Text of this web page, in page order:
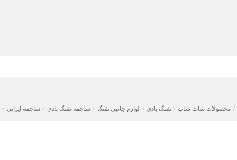
/ محصولات شات شاپ / تفنگ بادی / لوازم جانبی تفنگ / ساچمه تفنگ بادی / ساچمه ایرانی /